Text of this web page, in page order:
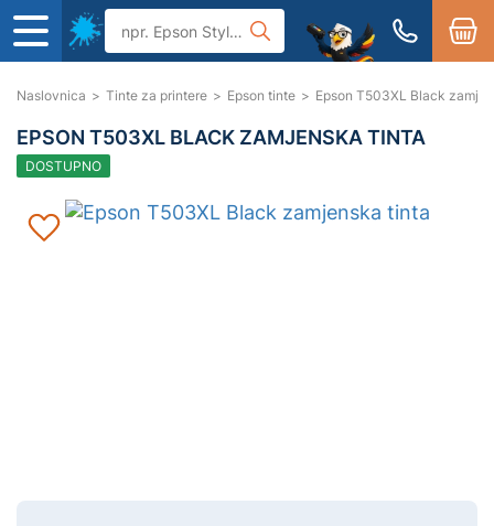
Naslovnica > Tinte za printere > Epson tinte > Epson T503XL Black
EPSON T503XL BLACK ZAMJENSKA TINTA
DOSTUPNO